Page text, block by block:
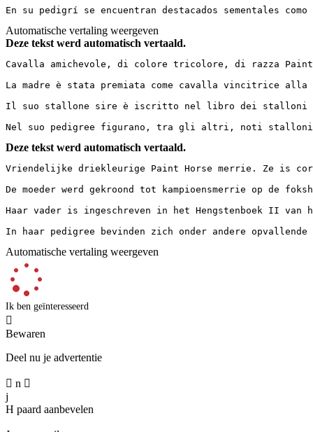
En su pedigrí se encuentran destacados sementales
Automatische vertaling weergeven
Deze tekst werd automatisch vertaald.
Cavalla amichevole, di colore tricolore, di razza Paint
La madre è stata premiata come cavalla vincitrice
Il suo stallone sire è iscritto nel libro dei stalloni II
Nel suo pedigree figurano, tra gli altri, noti stalloni
Deze tekst werd automatisch vertaald.
Vriendelijke driekleurige Paint Horse merrie. Ze is
De moeder werd gekroond tot kampioensmerrie op de
Haar vader is ingeschreven in het Hengstenboek II van
In haar pedigree bevinden zich onder andere
Automatische vertaling weergeven
Ik ben geïnteresseerd

Bewaren
Deel nu je advertentie
 n 
j
H paard aanbevelen